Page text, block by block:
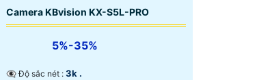
Camera KBvision KX-S5L-PRO
5%-35%
👁️‍🗨 Độ sắc nét : 3k .